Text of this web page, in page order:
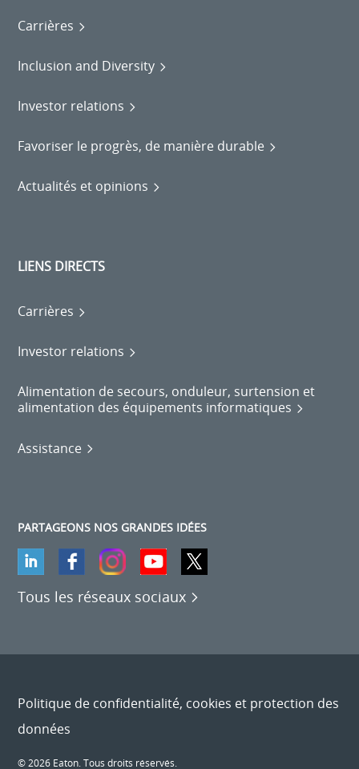
Carrières
Inclusion and Diversity
Investor relations
Favoriser le progrès, de manière durable
Actualités et opinions
LIENS DIRECTS
Carrières
Investor relations
Alimentation de secours, onduleur, surtension et
alimentation des équipements informatiques
Assistance
PARTAGEONS NOS GRANDES IDÉES
Tous les réseaux sociaux
Politique de confidentialité, cookies et protection des
données
© 2026 Eaton. Tous droits réservés.